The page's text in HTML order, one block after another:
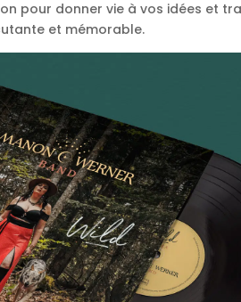
pour donner vie à vos idées et
et mémorable.